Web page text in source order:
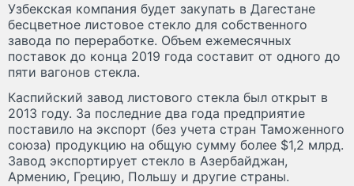
Узбекская компания будет закупать в Дагестане
бесцветное листовое стекло для собственного
завода по переработке. Объем ежемесячных
поставок до конца 2019 года составит от одного до
пяти вагонов стекла.
Каспийский завод листового стекла был открыт в
2013 году. За последние два года предприятие
поставило на экспорт (без учета стран Таможенного
союза) продукцию на общую сумму более $1,2 млрд.
Завод экспортирует стекло в Азербайджан,
Армению, Грецию, Польшу и другие страны.